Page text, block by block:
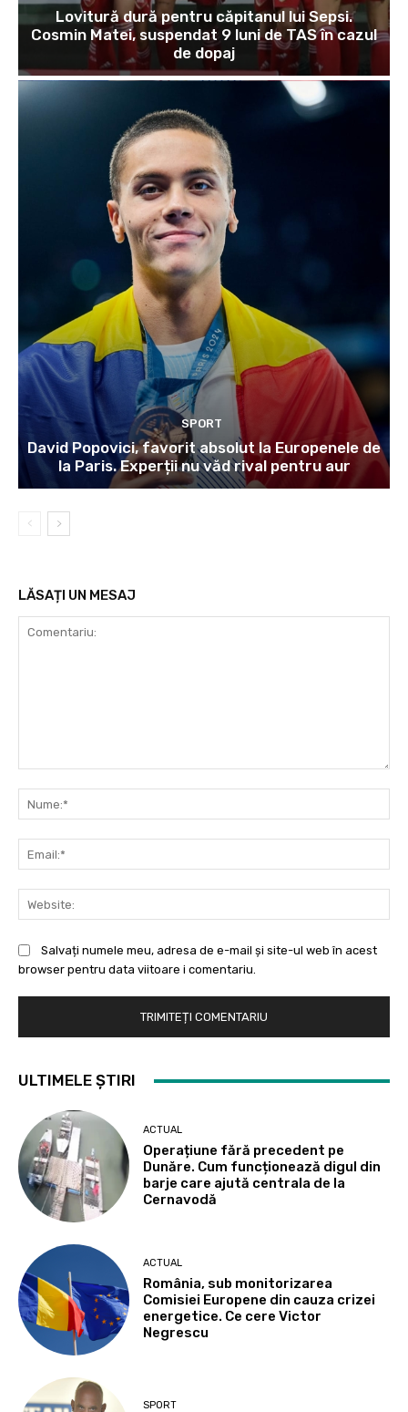
Lovitură dură pentru căpitanul lui Sepsi.
Cosmin Matei, suspendat 9 luni de TAS în cazul
de dopaj
SPORT
David Popovici, favorit absolut la Europenele de
la Paris. Experții nu văd rival pentru aur
LĂSAȚI UN MESAJ
Salvați numele meu, adresa de e-mail și site-ul web în acest
browser pentru data viitoare i comentariu.
ULTIMELE ȘTIRI
ACTUAL
Operațiune fără precedent pe
Dunăre. Cum funcționează digul din
barje care ajută centrala de la
Cernavodă
ACTUAL
România, sub monitorizarea
Comisiei Europene din cauza crizei
energetice. Ce cere Victor
Negrescu
SPORT